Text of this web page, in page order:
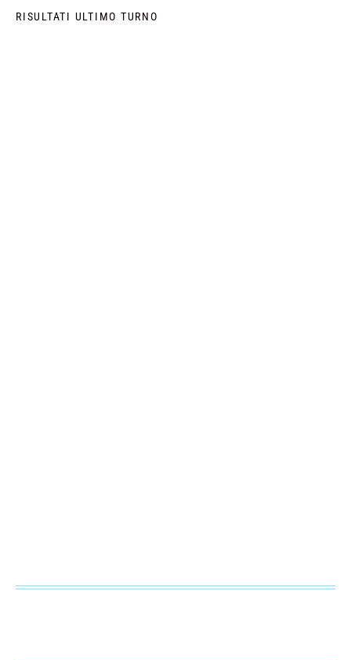
RISULTATI ULTIMO TURNO